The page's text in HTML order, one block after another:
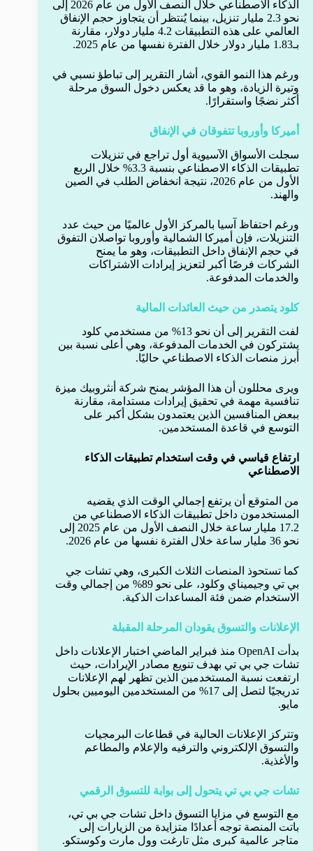
الذكاء الاصطناعي خلال النصف الأول من عام 2026 إلى
نحو 2.3 مليار تنزيل، بينما يُنتظر أن يتجاوز حجم الإنفاق
العالمي على هذه التطبيقات 4.2 مليار دولار، مقارنة
بـ1.83 مليار دولار خلال الفترة نفسها من عام 2025.
ورغم هذا النمو القوي، أشار التقرير إلى تباطؤ نسبي في
وتيرة الزيادة، وهو ما قد يعكس دخول السوق مرحلة
أكثر نضجًا واستقرارًا.
أميركا وأوروبا تتفوقان في الإنفاق
سجلت الأسواق الآسيوية أول تراجع في تنزيلات
تطبيقات الذكاء الاصطناعي بنسبة 3.3% خلال الربع
الأول من عام 2026، نتيجة انخفاض الطلب في الصين
والهند.
ورغم احتفاظ آسيا بالمركز الأول عالميًا من حيث عدد
التنزيلات، فإن أميركا الشمالية وأوروبا تواصلان التفوق
في حجم الإنفاق داخل التطبيقات، وهو ما يمنح
الشركات فرصًا أكبر لتعزيز إيرادات الاشتراكات
والخدمات المدفوعة.
كلود يتصدر من حيث العائدات المالية
لفت التقرير إلى أن نحو 13% من مستخدمي كلود
يشتركون في الخدمات المدفوعة، وهي أعلى نسبة بين
أبرز منصات الذكاء الاصطناعي حاليًا.
ويرى محللون أن هذا المؤشر يمنح شركة أنثروبيك ميزة
تنافسية مهمة في تحقيق إيرادات مستدامة، مقارنة
ببعض المنافسين الذين يعتمدون بشكل أكبر على
التوسع في قاعدة المستخدمين.
ارتفاع قياسي في وقت استخدام تطبيقات الذكاء
الاصطناعي
من المتوقع أن يرتفع إجمالي الوقت الذي يقضيه
المستخدمون داخل تطبيقات الذكاء الاصطناعي من
17.2 مليار ساعة خلال النصف الأول من عام 2025 إلى
نحو 36 مليار ساعة خلال الفترة نفسها من عام 2026.
كما تستحوذ المنصات الثلاث الكبرى، وهي تشات جي
بي تي وجيميناي وكلود، على نحو 89% من إجمالي وقت
الاستخدام ضمن فئة المساعدات الذكية.
الإعلانات والتسوق يقودان المرحلة المقبلة
بدأت OpenAI منذ فبراير الماضي اختبار الإعلانات داخل
تشات جي بي تي بهدف تنويع مصادر الإيرادات، حيث
ارتفعت نسبة المستخدمين الذين تظهر لهم الإعلانات
تدريجيًا لتصل إلى 17% من المستخدمين اليوميين بحلول
مايو.
وتتركز الإعلانات الحالية في قطاعات البرمجيات
والتسوق الإلكتروني والترفيه والإعلام والمطاعم
والأغذية.
تشات جي بي تي يتحول إلى بوابة للتسوق الرقمي
مع التوسع في مزايا التسوق داخل تشات جي بي تي،
باتت المنصة توجه أعدادًا متزايدة من الزيارات إلى
متاجر عالمية كبرى مثل تارغت وول مارت وكوستكو.